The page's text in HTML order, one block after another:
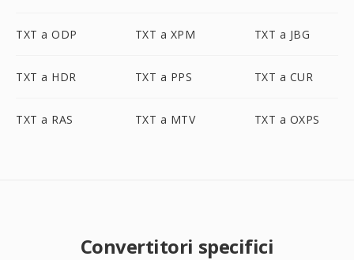
TXT a ODP TXT a XPM TXT a JBG
TXT a HDR TXT a PPS TXT a CUR
TXT a RAS TXT a MTV TXT a OXPS
Convertitori specifici